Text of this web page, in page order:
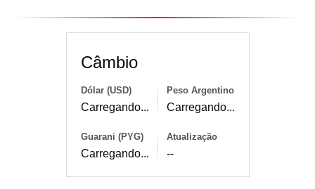
Câmbio
Dólar (USD)
Carregando...
Peso Argentino
Carregando...
Guarani (PYG)
Carregando...
Atualização
--